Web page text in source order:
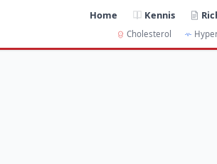
Home Kennis
Cholesterol